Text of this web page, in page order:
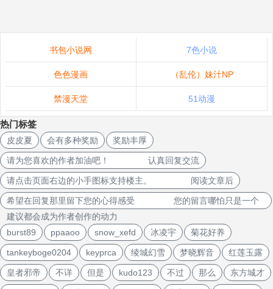
书包小说网 7色小说
色色漫画 （乱伦）妹汁NP
禁漫天堂 51动漫
热门标签
皮皮夏 会有多种奖励 奖励丰厚
请为您喜欢的作者加油吧！ 认真回复交流
请点击页面右边的小手图标支持楼主。 阅读文章后
希望在回复那里留下您的心得感受 您的留言哪怕只是一个
建议都会成为作者创作的动力
burst89
ppaaoo snow_xefd 冰凌宇 菊花好养
tankeyboge0204 keyprca 绫城幻雪 梦晓辉音 红莲玉露
皇者邪帝 不详 但是 kudo123 不过 那么 东方城才